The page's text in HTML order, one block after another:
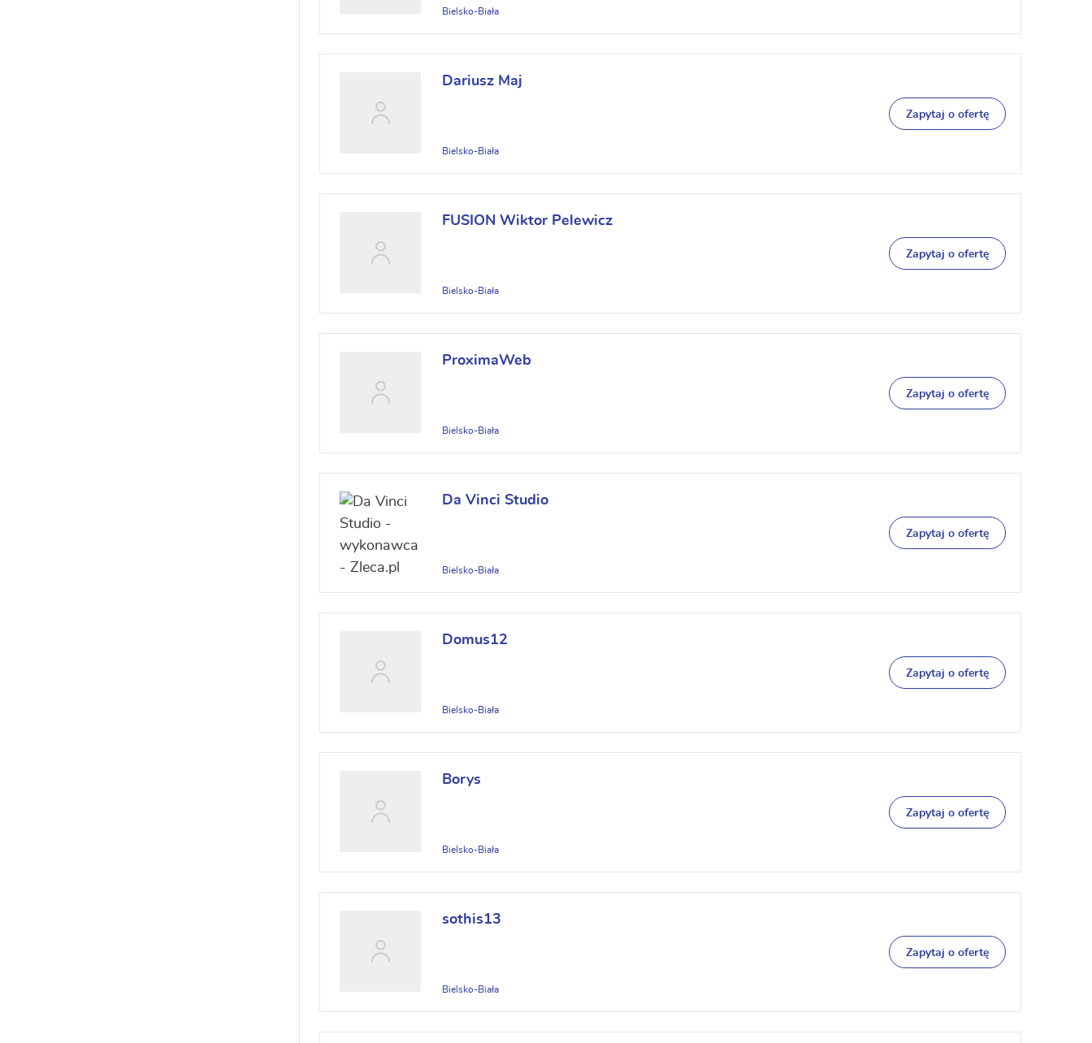
Bielsko-Biała
Dariusz Maj
Bielsko-Biała
Zapytaj o ofertę
FUSION Wiktor Pelewicz
Bielsko-Biała
Zapytaj o ofertę
ProximaWeb
Bielsko-Biała
Zapytaj o ofertę
Da Vinci Studio
Bielsko-Biała
Zapytaj o ofertę
Domus12
Bielsko-Biała
Zapytaj o ofertę
Borys
Bielsko-Biała
Zapytaj o ofertę
sothis13
Bielsko-Biała
Zapytaj o ofertę